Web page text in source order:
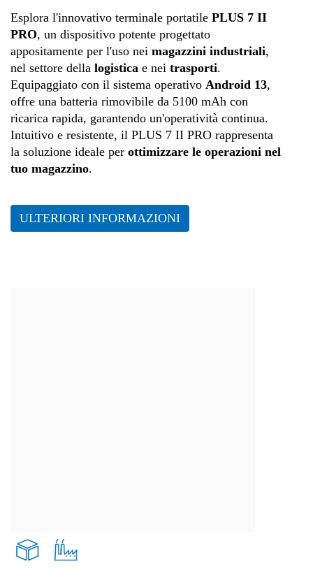
Esplora l'innovativo terminale portatile PLUS 7 II
PRO, un dispositivo potente progettato
appositamente per l'uso nei magazzini industriali,
nel settore della logistica e nei trasporti.
Equipaggiato con il sistema operativo Android 13,
offre una batteria rimovibile da 5100 mAh con
ricarica rapida, garantendo un'operatività continua.
Intuitivo e resistente, il PLUS 7 II PRO rappresenta
la soluzione ideale per ottimizzare le operazioni nel
tuo magazzino.
ULTERIORI INFORMAZIONI